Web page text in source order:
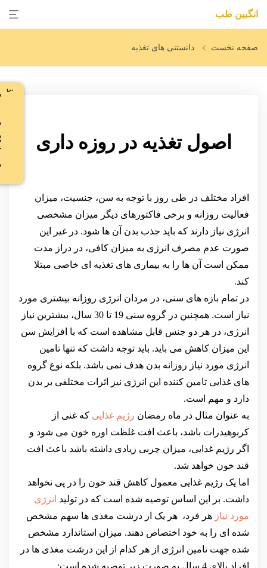
انگبین طب
صفحه نخست دانستنی های تغذیه
اصول تغذیه در روزه داری
افراد مختلف در طی روز با توجه به سن، جنسیت، میزان
فعالیت روزانه و برخی فاکتورهای دیگر میزان مشخصی
انرژی نیاز دارند که باید جذب بدن آن ها شود. در غیر این
صورت عدم مصرف انرژی به میزان کافی، در دراز مدت
ممکن است آن ها را به بیماری های تغذیه ای خاصی مبتلا
کند.
در تمام بازه های سنی، در مردان انرژی روزانه بیشتری مورد
نیاز است. همچنین در گروه سنی 19 تا 30 سال، بیشترین نیاز
انرژی، در هر دو جنس قابل مشاهده است که با افزایش سن
این میزان کاهش می باید. باید توجه داشت که تنها تامین
انرژی مورد نیاز روزانه بدن هدف نمی باشد. بلکه نوع گروه
های غذایی تامین کننده این انرژی نیز اثرات مختلفی بر بدن
دارد و مهم است.
به عنوان مثال در ماه رمضان رژیم غذایی که غنی از
کربوهیدرات باشد، باعث افت غلظت اوره خون می شود و
اگر رژیم غذایی، میزان چربی زیادی داشته باشد باعث افت
قند خون خواهد شد.
اما یک رژیم غذایی معمول کاهش قند خون را در پی نخواهد
داشت. بر این اساس توصیه شده است که در تولید انرژی
مورد نیاز هر فرد، هر یک از درشت مغذی ها سهم مشخص
شده ای را به خود اختصاص دهند. میزان استاندارد مشخص
شده جهت تامین انرژی از هر کدام از این درشت مغذی ها در
افراد بالای 4 سال به صورت زیر توصیه شده است: